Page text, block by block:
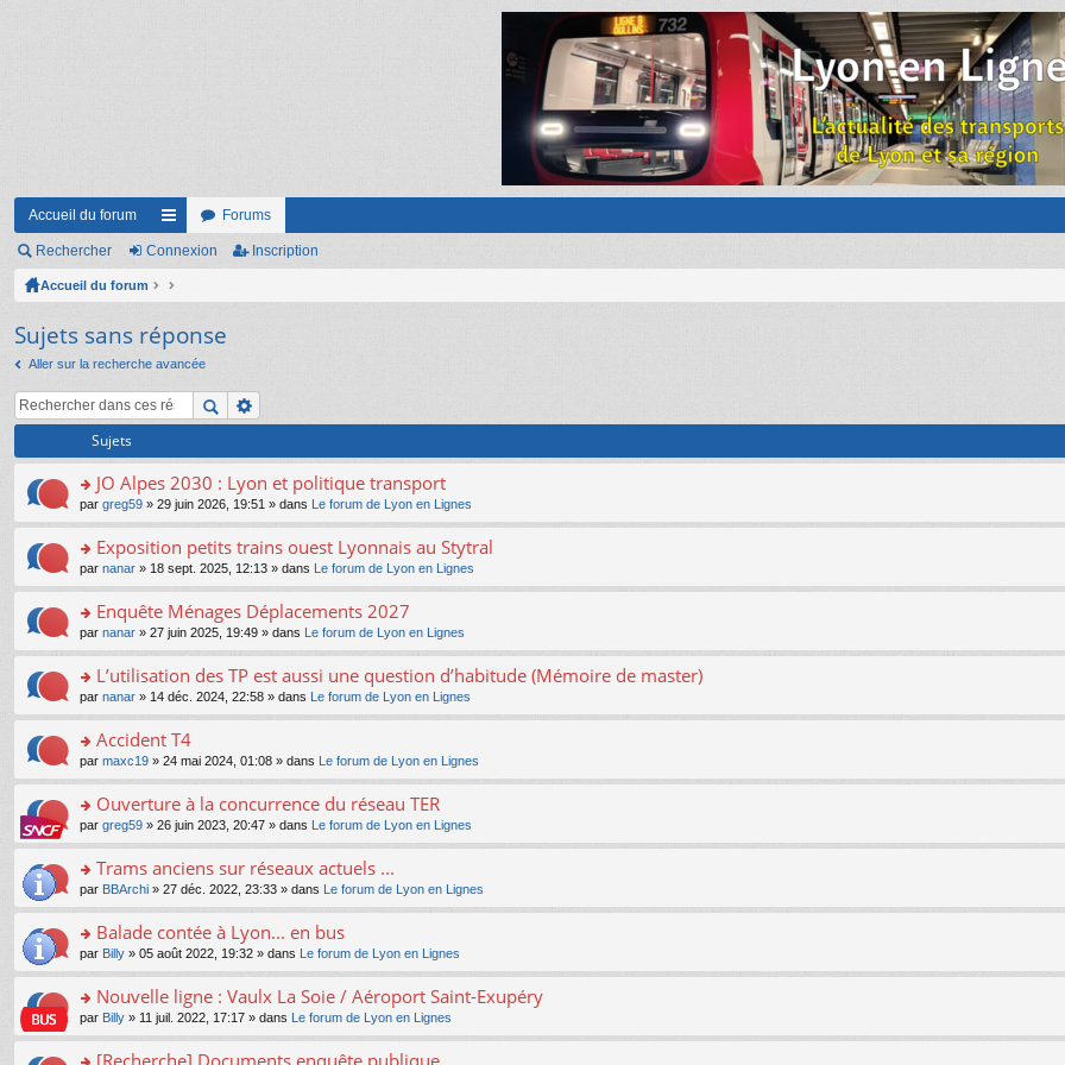
Accueil du forum
ac
co
ci
s
Forums
Rechercher Connexion Inscription
Accueil du forum
Sujets sans réponse
Aller sur la recherche avancée
Sujets
o
n
s
ult
er
le
m
e
s
a
g
e
n
n
le
pl
u
s
ré
c
e
nt
JO Alpes 2030 : Lyon et politique transport
par greg59 » 29 juin 2026, 19:51 » dans Le forum de Lyon en Lignes
o
n
s
ult
er
le
m
e
s
a
g
e
n
n
le
pl
u
s
ré
c
e
nt
Exposition petits trains ouest Lyonnais au Stytral
par nanar » 18 sept. 2025, 12:13 » dans Le forum de Lyon en Lignes
o
n
s
ult
er
le
m
e
s
a
g
e
n
n
le
pl
u
s
ré
c
e
nt
Enquête Ménages Déplacements 2027
par nanar » 27 juin 2025, 19:49 » dans Le forum de Lyon en Lignes
o
n
s
ult
er
le
m
e
s
a
g
e
n
n
le
pl
u
s
L’utilisation des TP est aussi une question d’habitude (Mémoire de master)
par nanar » 14 déc. 2024, 22:58 » dans Le forum de Lyon en Lignes
o
n
s
ult
er
le
m
e
s
a
g
e
n
n
Accident T4
par maxc19 » 24 mai 2024, 01:08 » dans Le forum de Lyon en Lignes
o
n
s
ult
er
le
m
e
s
a
g
e
n
Ouverture à la concurrence du réseau TER
par greg59 » 26 juin 2023, 20:47 » dans Le forum de Lyon en Lignes
o
n
s
ult
er
le
m
e
s
Trams anciens sur réseaux actuels ...
par BBArchi » 27 déc. 2022, 23:33 » dans Le forum de Lyon en Lignes
o
n
s
ult
er
le
m
Balade contée à Lyon... en bus
par Billy » 05 août 2022, 19:32 » dans Le forum de Lyon en Lignes
o
n
s
Nouvelle ligne : Vaulx La Soie / Aéroport Saint-Exupéry
par Billy » 11 juil. 2022, 17:17 » dans Le forum de Lyon en Lignes